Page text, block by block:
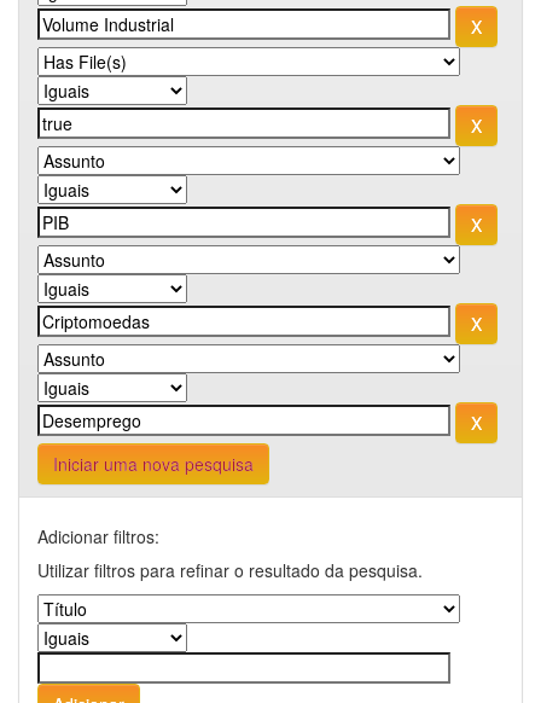
Iniciar uma nova pesquisa
Adicionar filtros:
Utilizar filtros para refinar o resultado da pesquisa.